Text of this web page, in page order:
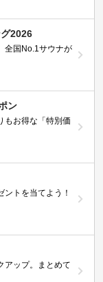
2026
全国No.1サウナが
ン
お得な「特別価
トを当てよう！
アップ。まとめて